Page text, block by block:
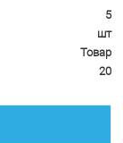
5
шт
Товар
20